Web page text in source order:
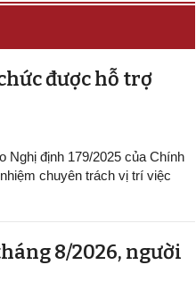
được hỗ trợ
định 179/2025 của Chính
chuyên trách vị trí việc
8/2026, người